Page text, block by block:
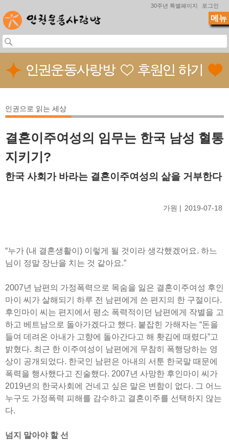
30주년 특별페이지 로그인
인권으로 읽는 세상
결혼이주여성의 임무는 한국 남성 혈통
지키기?
한국 사회가 바라는 결혼이주여성의 삶을 거부한다
가원 2019-07-18
“누가 (내 결혼생활이) 이렇게 될 것이라 생각했겠어요. 하느
님이 정말 장난을 치는 것 같아요.”
2007년 남편의 가정폭력으로 목숨을 잃은 결혼이주여성 후인
마이 씨가 살해되기 하루 전 남편에게 쓴 편지의 한 구절이다.
후인마이 씨는 편지에서 평소 폭력적이던 남편에게 작별을 고
하고 베트남으로 돌아가겠다고 했다. 붙잡힌 가해자는 “돈을
들여 데려온 아내가 고향에 돌아간다고 해 홧김에 때렸다”고
밝혔다. 최근 한 이주여성이 남편에게 무참히 폭행당하는 영
상이 공개되었다. 한국인 남편은 아내의 서툰 한국말 때문에
폭력을 행사했다고 진술했다. 2007년 사망한 후인마이 씨가
2019년의 한국사회에 건네고 싶은 말은 변함이 없다. 그 어느
누구도 가정폭력 피해를 감수하고 결혼이주를 선택하지 않는
다.
넘지 말아야 할 선
메뉴